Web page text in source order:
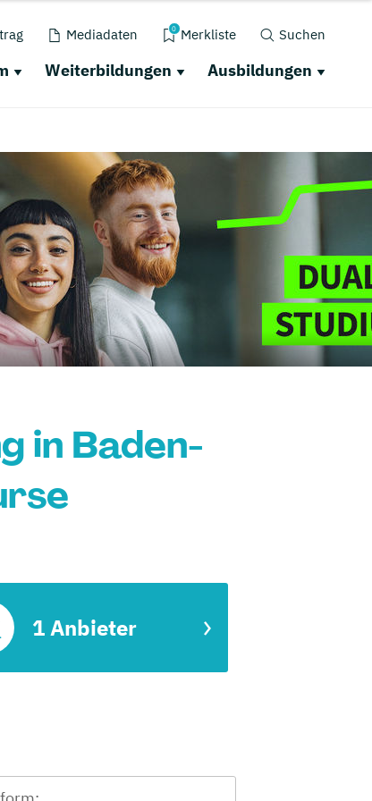
Mediadaten 0 Merkliste Suchen
Weiterbildungen Ausbildungen
in Baden-
1 Anbieter